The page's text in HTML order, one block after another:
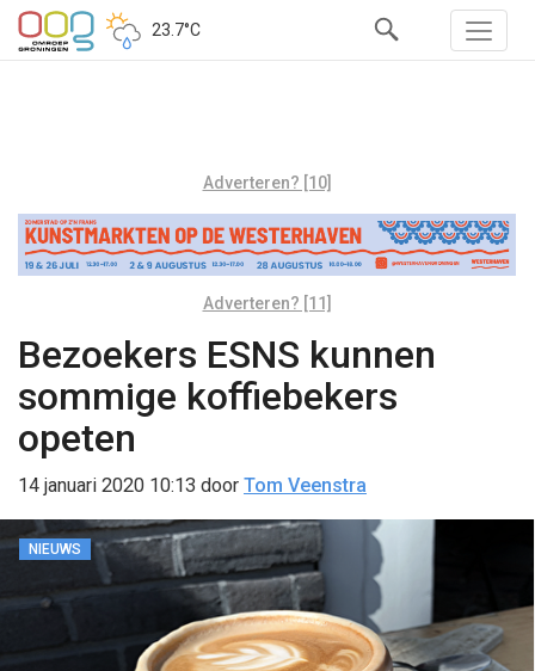
23.7°C
Adverteren? [10]
Adverteren? [11]
Bezoekers ESNS kunnen
sommige koffiebekers
opeten
14 januari 2020 10:13 door Tom Veenstra
NIEUWS